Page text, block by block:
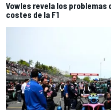
Vowles revela los problemas
costes de la F1